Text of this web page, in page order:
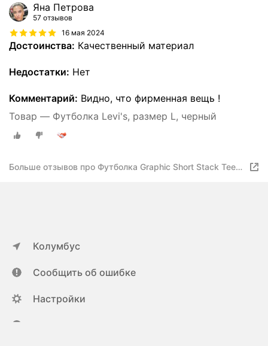
Яна Петрова
57 отзывов
16 мая 2024
Достоинства: Качественный материал
Недостатки: Нет
Комментарий: Видно, что фирменная вещь !
Товар — Футболка Levi's, размер L, черный
Больше отзывов про Футболка Graphic Short Stack Tee
Колумбус
Сообщить об ошибке
Настройки